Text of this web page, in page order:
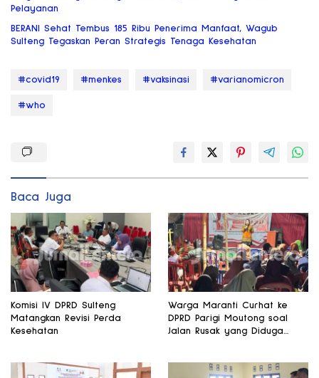
Pelayanan
BERANI Sehat Tembus 185 Ribu Penerima Manfaat, Wagub
Sulteng Tegaskan Peran Strategis Tenaga Kesehatan
#covid19 #menkes #vaksinasi #varianomicron
#who
Baca Juga
Komisi IV DPRD Sulteng
Matangkan Revisi Perda
Kesehatan
Warga Maranti Curhat ke
DPRD Parigi Moutong soal
Jalan Rusak yang Diduga